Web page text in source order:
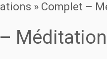
» Complet –